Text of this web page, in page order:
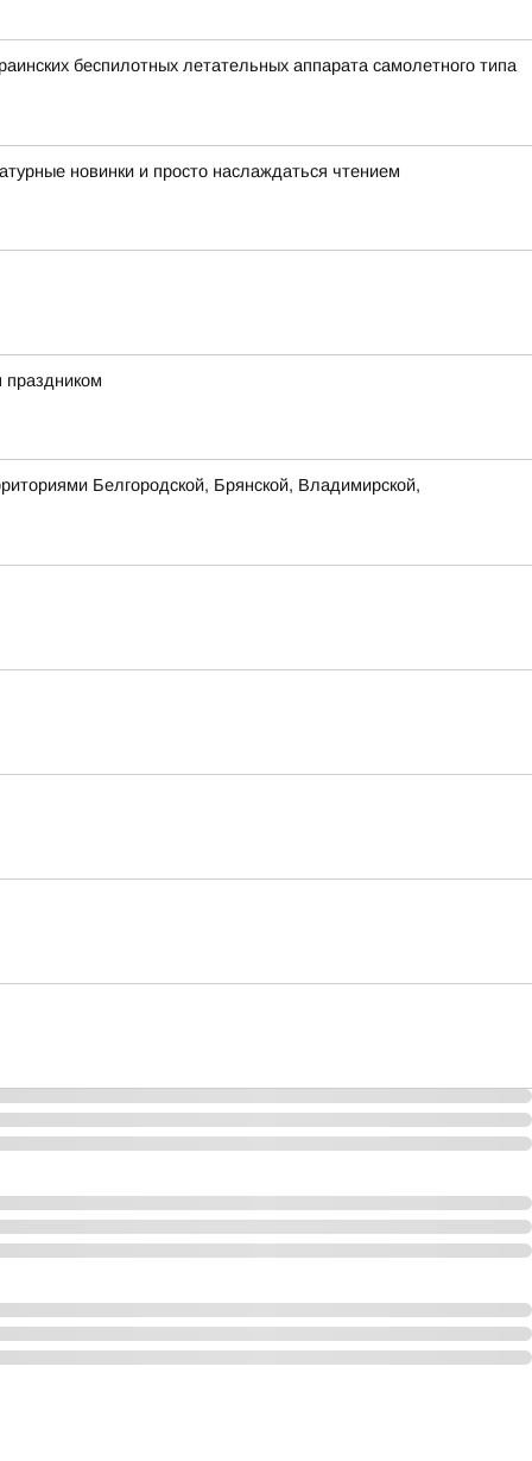
беспилотных летательных аппарата самолетного типа
новинки и просто наслаждаться чтением
праздником
Белгородской, Брянской, Владимирской,